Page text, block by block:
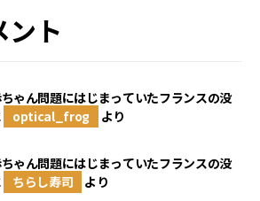
ント
ゃん問題にはじまっていたフランスの没
optical_frog より
ゃん問題にはじまっていたフランスの没
ちらし寿司 より